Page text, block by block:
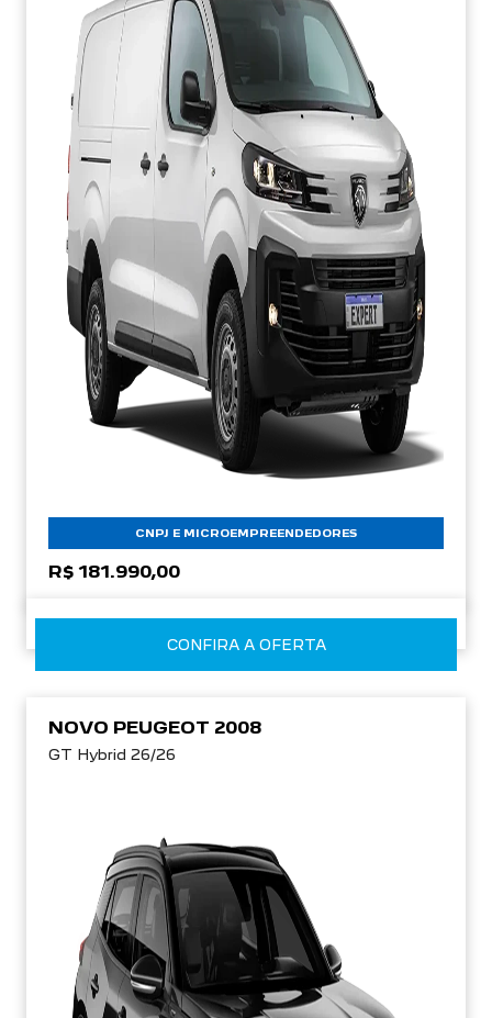
CNPJ E MICROEMPREENDEDORES
R$ 181.990,00
CONFIRA A OFERTA
NOVO PEUGEOT 2008
GT Hybrid 26/26